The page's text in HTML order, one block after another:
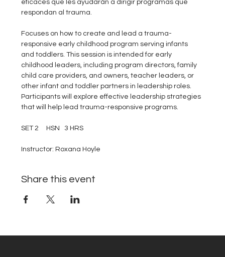
eficaces que les ayudarán a dirigir programas que
respondan al trauma.
Focuses on how to create and lead a trauma-
responsive early childhood program serving infants
and toddlers. This session is intended for early
childhood leaders, including program directors, family
child care providers, and owners, teacher leaders, or
other infant and toddler partners in leadership roles.
Participants will explore effective leadership strategies
that will help lead trauma-responsive programs.
SET 2     HSN   3 HRS
Instructor: Roxana Hoyle
Share this event